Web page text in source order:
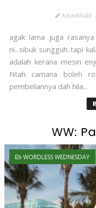
AzianKhalil
agak lama juga
ni...sibuk sungguh..tapi
adalah kerana mesin
Ntah camana boleh
pembeliannya dah hila...
WW:
WORDLESS WEDNESDAY